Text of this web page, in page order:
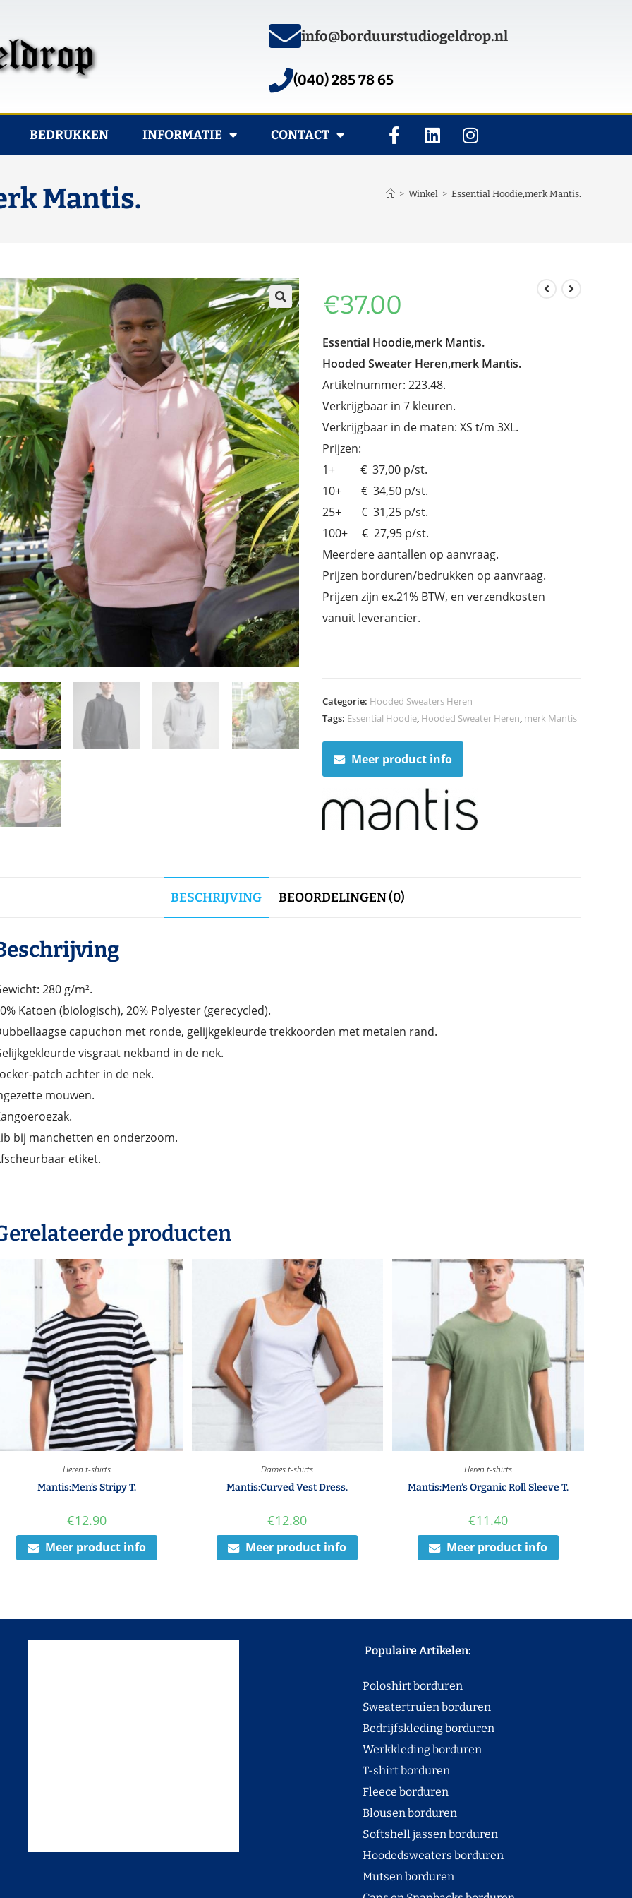
info@borduurstudiogeldrop.nl
(040) 285 78 65
BEDRUKKEN INFORMATIE CONTACT
Mantis. > Winkel > Essential Hoodie,merk Mantis.
€37.00
Essential Hoodie,merk Mantis.
Hooded Sweater Heren,merk Mantis.
Artikelnummer: 223.48.
Verkrijgbaar in 7 kleuren.
Verkrijgbaar in de maten: XS t/m 3XL.
Prijzen:
1+ € 37,00 p/st.
10+ € 34,50 p/st.
25+ € 31,25 p/st.
100+ € 27,95 p/st.
Meerdere aantallen op aanvraag.
Prijzen borduren/bedrukken op aanvraag.
Prijzen zijn ex.21% BTW, en verzendkosten
vanuit leverancier.
Categorie: Hooded Sweaters Heren
Tags: Essential Hoodie, Hooded Sweater Heren, merk Mantis
Meer product info
BESCHRIJVING BEOORDELINGEN (0)
280 g/m².
Katoen (biologisch), 20% Polyester (gerecycled).
capuchon met ronde, gelijkgekleurde trekkoorden met metalen rand.
visgraat nekband in de nek.
patch achter in de nek.
mouwen.
bij manchetten en onderzoom.
etiket.
producten
Heren t-shirts
Mantis:Men’s Stripy T.
€12.90
Meer product info
Dames t-shirts
Mantis:Curved Vest Dress.
€12.80
Meer product info
Heren t-shirts
Mantis:Men’s Organic Roll Sleeve T.
€11.40
Meer product info
Populaire Artikelen:
Poloshirt borduren
Sweatertruien borduren
Bedrijfskleding borduren
Werkkleding borduren
T-shirt borduren
Fleece borduren
Blousen borduren
Softshell jassen borduren
Hoodedsweaters borduren
Mutsen borduren